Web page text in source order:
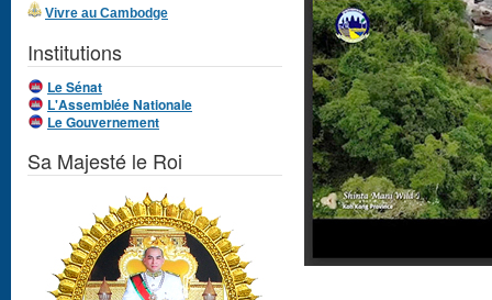
Vivre au Cambodge
Institutions
Le Sénat
L'Assemblée Nationale
Le Gouvernement
Sa Majesté le Roi